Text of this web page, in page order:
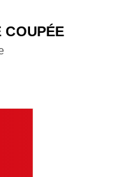
COUPÉE